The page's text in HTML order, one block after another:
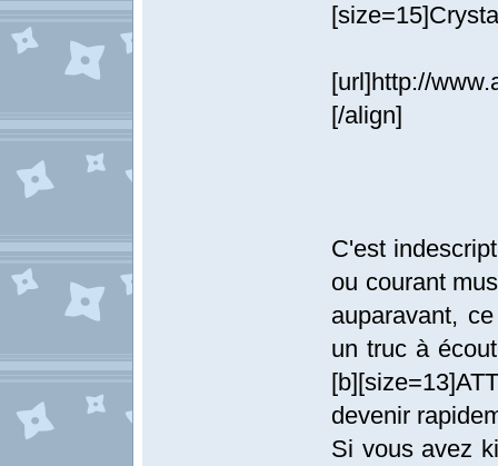
[url]http://
[/align]
C'est
ou courant
auparavant,
un truc à
devenir
Si vous avez